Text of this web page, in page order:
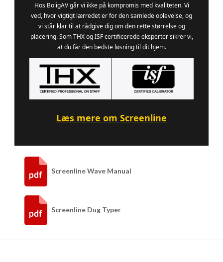
Hos BoligAV går vi ikke på kompromis med kvaliteten. Vi
ved, hvor vigtigt lærredet er for den samlede oplevelse, og
vi står klar til at rådgive dig om den rette størrelse og
placering. Som THX og ISF certificerede eksperter sikrer vi,
at du får den bedste løsning til dit hjem.
Læs mere om Screenline
Screenline Wave Manual
Screenline Dug Typer